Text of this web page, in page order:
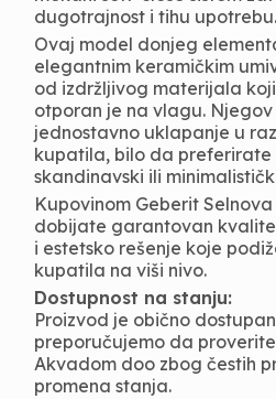
dugotrajnost i tihu upotrebu.
Ovaj model donjeg
elegantnim keramičkim
od izdržljivog materijala
otporan je na vlagu.
jednostavno uklapanje u
kupatila, bilo da preferirate
skandinavski ili
Kupovinom Geberit
dobijate garantovan
i estetsko rešenje koje
kupatila na viši nivo.
Dostupnost na stanju:
Proizvod je obično
preporučujemo da
Akvadom doo zbog čestih
promena stanja.